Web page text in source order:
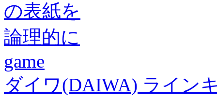
の表紙を
論理的に
game
ダイワ(DAIWA) ライン